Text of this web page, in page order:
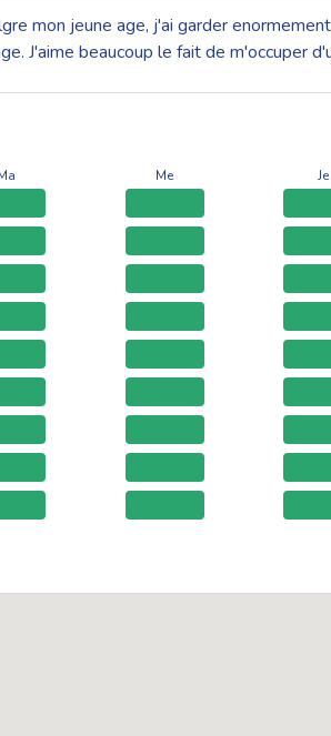
mon jeune age, j'ai garder
J'aime beaucoup le fait de m'occuper
Me Je